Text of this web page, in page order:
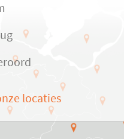
locaties